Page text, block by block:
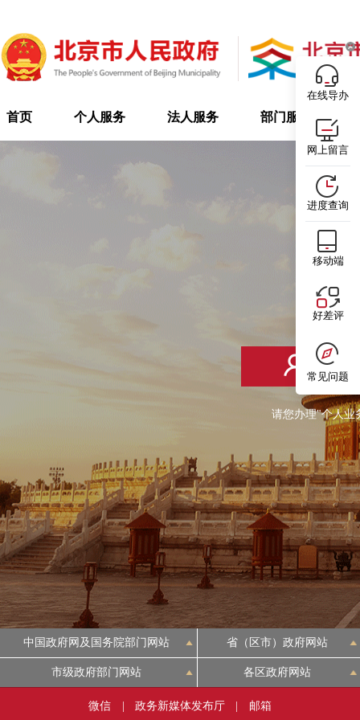
首页 个人服务 法人服务 部门服务
在线导办
网上留言
进度查询
移动端
好差评
常见问题
个人登
请您办理"个人业
中国政府网及国务院部门网站 省（区市）政府网站
市级政府部门网站 各区政府网站
微信 政务新媒体发布厅 邮箱